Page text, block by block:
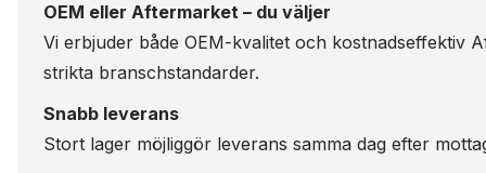
OEM eller Aftermarket – du väljer
Vi erbjuder både OEM-kvalitet och kostnadseffektiv
strikta branschstandarder.
Snabb leverans
Stort lager möjliggör leverans samma dag efter